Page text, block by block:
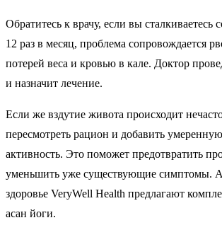
Обратитесь к врачу, если вы сталкиваетесь
12 раз в месяц, проблема сопровождается
потерей веса и кровью в кале. Доктор
и назначит лечение.
Если же вздутие живота происходит
пересмотреть рацион и добавить
активность. Это поможет предотвратить
уменьшить уже существующие симптомы.
здоровье VeryWell Health предлагают
асан йоги.